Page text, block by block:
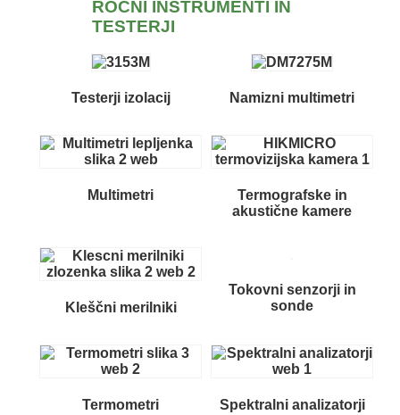
ROČNI INSTRUMENTI IN
TESTERJI
Testerji izolacij Namizni multimetri
Multimetri
Termografske in
akustične kamere
Kleščni merilniki
Tokovni senzorji in
sonde
Termometri Spektralni analizatorji